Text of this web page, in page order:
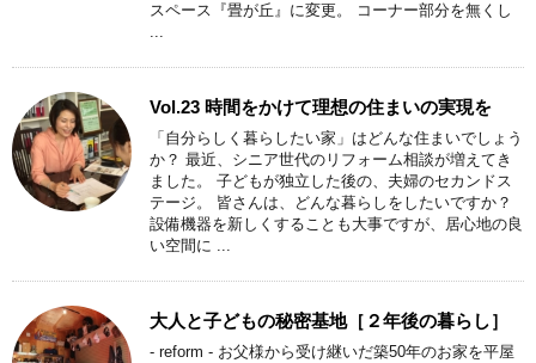
スペース『畳が丘』に変更。 コーナー部分を無くし
...
Vol.23 時間をかけて理想の住まいの実現を
「自分らしく暮らしたい家」はどんな住まいでしょう
か？ 最近、シニア世代のリフォーム相談が増えてき
ました。 子どもが独立した後の、夫婦のセカンドス
テージ。 皆さんは、どんな暮らしをしたいですか？
設備機器を新しくすることも大事ですが、居心地の良
い空間に ...
大人と子どもの秘密基地［２年後の暮らし］
- reform - お父様から受け継いだ築50年のお家を平屋